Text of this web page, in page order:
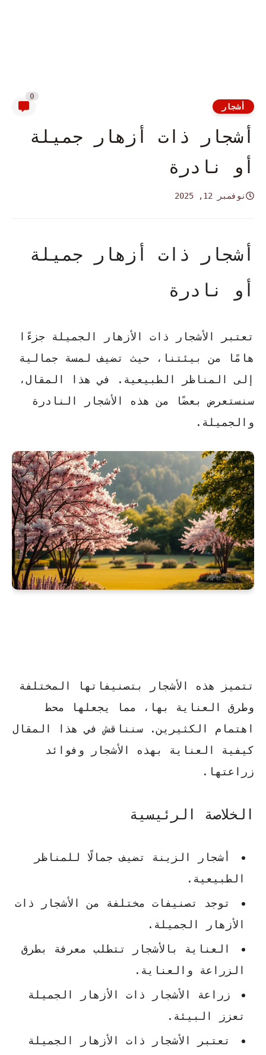
أشجار
0
أشجار ذات أزهار جميلة
أو نادرة
نوفمبر 12, 2025
أشجار ذات أزهار جميلة
أو نادرة
تعتبر الأشجار ذات الأزهار الجميلة جزءًا
هامًا من بيئتنا، حيث تضيف لمسة جمالية
إلى المناظر الطبيعية. في هذا المقال،
سنستعرض بعضًا من هذه الأشجار النادرة
والجميلة.
تتميز هذه الأشجار بتصنيفاتها المختلفة
وطرق العناية بها، مما يجعلها محط
اهتمام الكثيرين. سنناقش في هذا المقال
كيفية العناية بهذه الأشجار وفوائد
زراعتها.
الخلاصة الرئيسية
أشجار الزينة تضيف جمالًا للمناظر
الطبيعية.
توجد تصنيفات مختلفة من الأشجار ذات
الأزهار الجميلة.
العناية بالأشجار تتطلب معرفة بطرق
الزراعة والعناية.
زراعة الأشجار ذات الأزهار الجميلة
تعزز البيئة.
تعتبر الأشجار ذات الأزهار الجميلة